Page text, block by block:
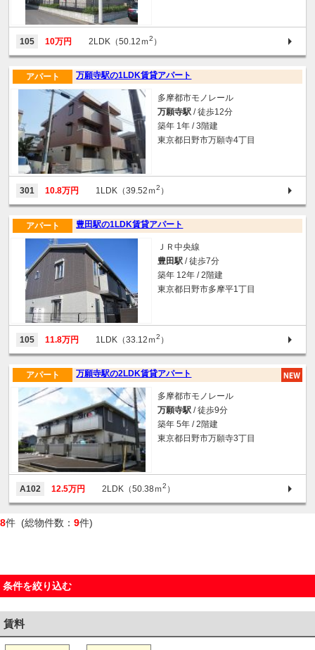
105 10万円 2LDK（50.12ｍ2 ）
万願寺駅の1LDK賃貸アパート
アパート
多摩都市モノレール
万願寺駅 / 徒歩12分
築年 1年 / 3階建
東京都日野市万願寺4丁目
301 10.8万円 1LDK（39.52ｍ2 ）
豊田駅の1LDK賃貸アパート
アパート
ＪＲ中央線
豊田駅 / 徒歩7分
築年 12年 / 2階建
東京都日野市多摩平1丁目
105 11.8万円 1LDK（33.12ｍ2 ）
万願寺駅の2LDK賃貸アパート
アパート
多摩都市モノレール
万願寺駅 / 徒歩9分
築年 5年 / 2階建
東京都日野市万願寺3丁目
A102 12.5万円 2LDK（50.38ｍ2 ）
8件 (総物件数： 9件)
条件を絞り込む
賃料